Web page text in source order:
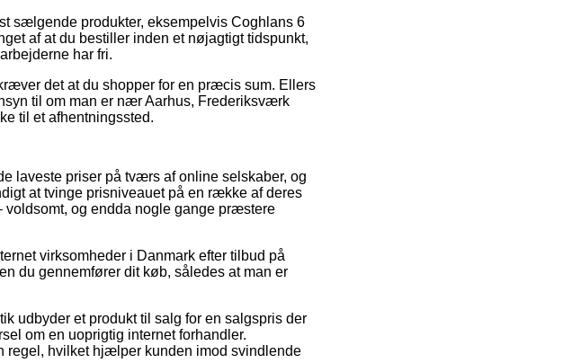
sælgende produkter, eksempelvis Coghlans 6
af at du bestiller inden et nøjagtigt tidspunkt,
har fri.
det at du shopper for en præcis sum. Ellers
til om man er nær Aarhus, Frederiksværk
til et afhentningssted.
laveste priser på tværs af online selskaber, og
at tvinge prisniveauet på en række af deres
og endda nogle gange præstere
virksomheder i Danmark efter tilbud på
du gennemfører dit køb, således at man er
udbyder et produkt til salg for en salgspris der
om en uoprigtig internet forhandler.
regel, hvilket hjælper kunden imod svindlende